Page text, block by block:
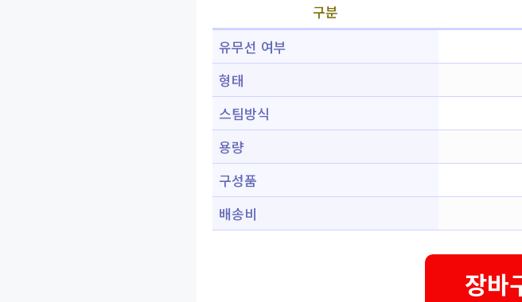
구분
유무선 여부
형태
스팀방식
용량
구성품
배송비
장바